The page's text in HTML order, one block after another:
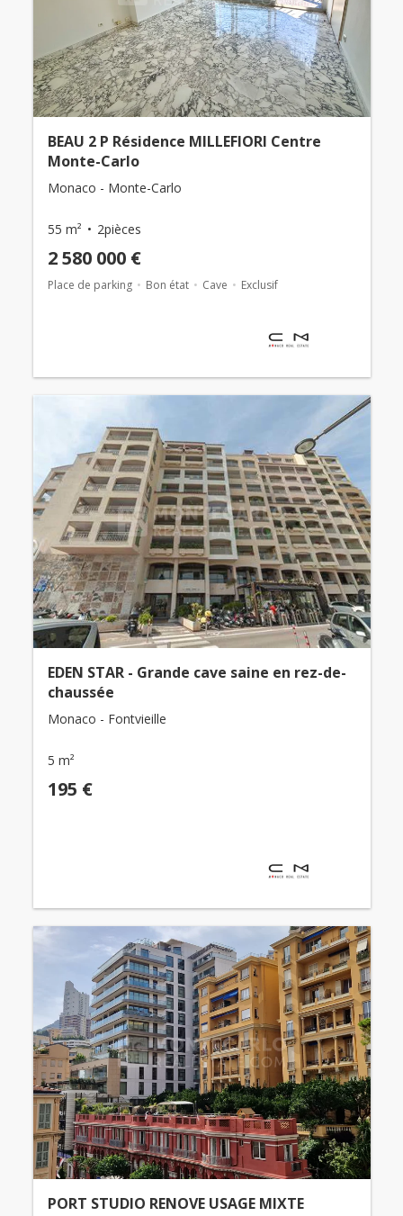
BEAU 2 P Résidence MILLEFIORI Centre
Monte-Carlo
Monaco - Monte-Carlo
55 m² 2pièces
2 580 000 €
Place de parking Bon état Cave Exclusif
EDEN STAR - Grande cave saine en rez-de-
chaussée
Monaco - Fontvieille
5 m²
195 €
PORT STUDIO RENOVE USAGE MIXTE